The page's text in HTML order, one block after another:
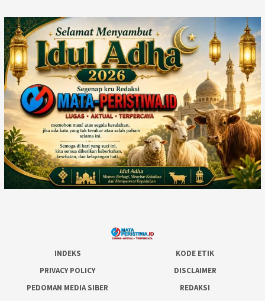
INDEKS
KODE ETIK
PRIVACY POLICY
DISCLAIMER
PEDOMAN MEDIA SIBER
REDAKSI